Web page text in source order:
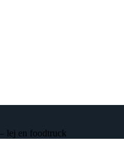
lej en foodtruck